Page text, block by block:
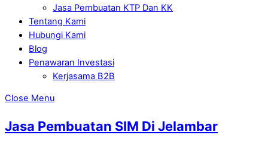
Jasa Pembuatan KTP Dan KK
Tentang Kami
Hubungi Kami
Blog
Penawaran Investasi
Kerjasama B2B
Close Menu
Jasa Pembuatan SIM Di Jelambar